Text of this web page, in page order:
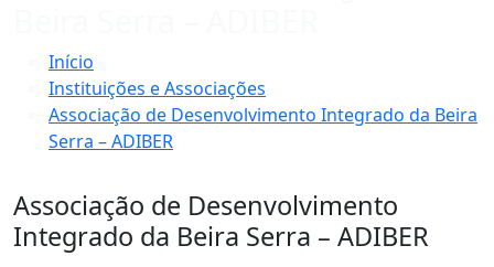
Início
Instituições e Associações
Associação de Desenvolvimento Integrado da Beira
Serra – ADIBER
Associação de Desenvolvimento
Integrado da Beira Serra – ADIBER